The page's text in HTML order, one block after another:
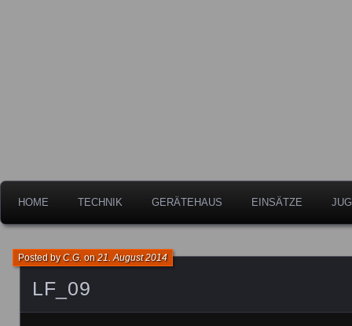
HOME TECHNIK GERÄTEHAUS EINSÄTZE
LF_09
Posted byC.G. on21. August 2014